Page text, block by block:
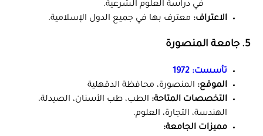
في دراسة العلوم الشرعية.
الاعتراف: معترف بها في جميع الدول الإسلامية.
5. جامعة المنصورة
تأسست:
الموقع: المنصورة، محافظة الدقهلية
التخصصات المتاحة: الطب، طب الأسنان، الصيدلة،
الهندسة، التجارة، العلوم.
مميزات الجامعة: